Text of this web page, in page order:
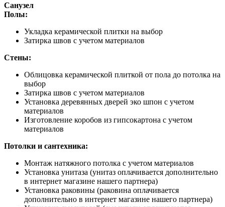
Санузел
Полы:
Укладка керамической плитки на выбор
Затирка швов с учетом материалов
Стены:
Облицовка керамической плиткой от пола до потолка на
выбор
Затирка швов с учетом материалов
Установка деревянных дверей эко шпон с учетом
материалов
Изготовление коробов из гипсокартона с учетом
материалов
Потолки и сантехника:
Монтаж натяжного потолка с учетом материалов
Установка унитаза (унитаз оплачивается дополнительно
в интернет магазине нашего партнера)
Установка раковины (раковина оплачивается
дополнительно в интернет магазине нашего партнера)